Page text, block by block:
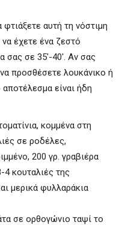
αυτή τη νόστιμη
να έχετε ένα ζεστό
σας σε 35′-40′. Αν σας
προσθέσετε λουκάνικο ή
είναι ήδη
κομμένα στη
σε ροδέλες,
200 γρ. γραβιέρα
4 κουταλιές της
μερικά φυλλαράκια
σε ορθογώνιο ταψί το